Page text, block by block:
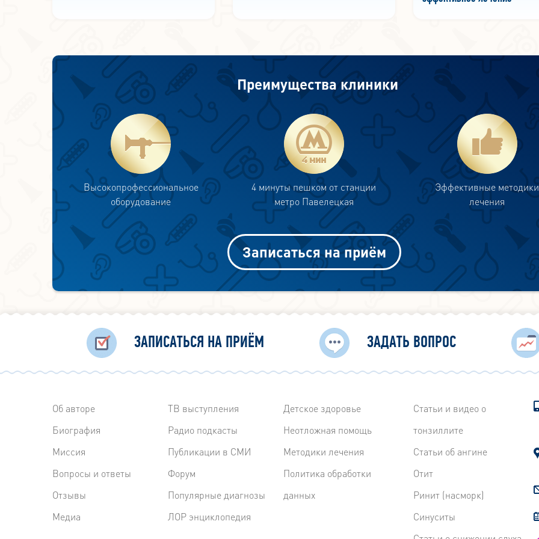
Преимущества клиники
Высокопрофессиональное
оборудование
4 минуты пешком от станции
метро Павелецкая
Эффективные методики
лечения
Записаться на приём
ЗАПИСАТЬСЯ НА ПРИЁМ ЗАДАТЬ ВОПРОС
Об авторе
Биография
Миссия
Вопросы и ответы
Отзывы
Медиа
ТВ выступления
Радиo подкасты
Публикации в СМИ
Форум
Популярные диагнозы
ЛОР энциклопедия
Детское здоровье
Неотложная помощь
Методики лечения
Политика обработки
данных
Статьи и видео о
тонзиллите
Статьи об ангине
Отит
Ринит (насморк)
Синуситы